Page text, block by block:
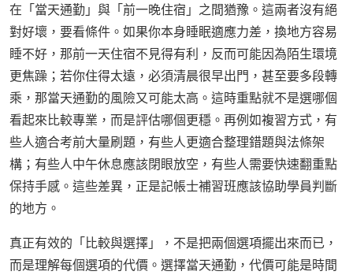
在「當天通勤」與「前一晚住宿」之間猶豫。這兩者沒有絕
對好壞，要看條件。如果你本身睡眠適應力差，換地方容易
睡不好，那前一天住宿不見得有利，反而可能因為陌生環境
更焦躁；若你住得太遠，必須清晨很早出門，甚至要多段轉
乘，那當天通勤的風險又可能太高。這時重點就不是選哪個
看起來比較專業，而是評估哪個更穩。再例如複習方式，有
些人適合考前大量刷題，有些人更適合整理錯題與法條架
構；有些人中午休息應該閉眼放空，有些人需要快速翻重點
保持手感。這些差異，正是記帳士補習班應該協助學員判斷
的地方。
真正有效的「比較與選擇」，不是把兩個選項擺出來而已，
而是理解每個選項的代價。選擇當天通勤，代價可能是時間